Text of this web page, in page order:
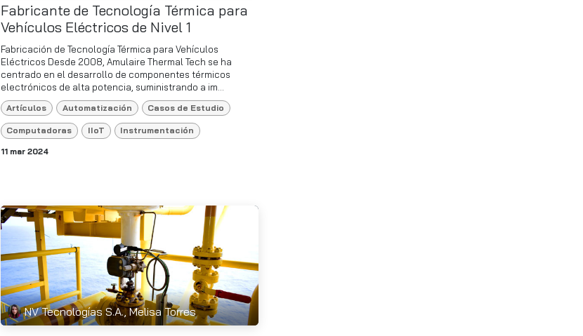
Fabricante de Tecnología Térmica para
Vehículos Eléctricos de Nivel 1
Fabricación de Tecnología Térmica para Vehículos
Eléctricos​ Desde 2008, Amulaire Thermal Tech se ha
centrado en el desarrollo de componentes térmicos
electrónicos de alta potencia, suministrando a im...
Artículos Automatización Casos de Estudio
Computadoras IIoT Instrumentación
11 mar 2024
NV Tecnologías S.A., Melisa Torres